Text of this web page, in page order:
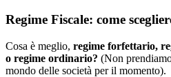
Regime Fiscale: come
Cosa è meglio, regime forfettario,
o regime ordinario? (Non
mondo delle società per il momento).